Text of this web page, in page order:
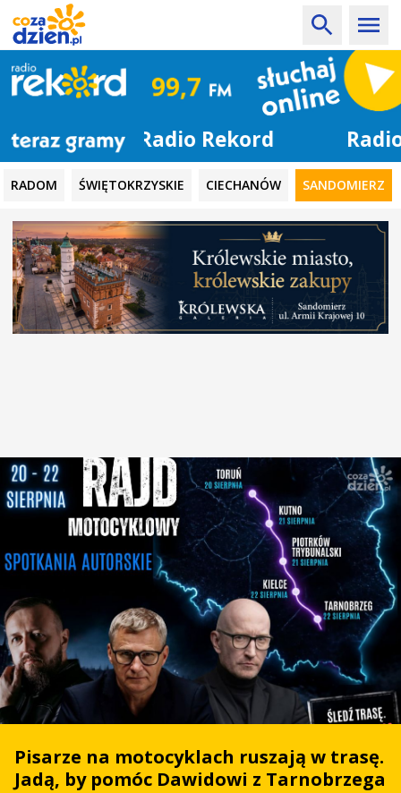
Radio Rekord
RADOM ŚWIĘTOKRZYSKIE CIECHANÓW SANDOMIERZ
Pisarze na motocyklach ruszają w trasę.
Jadą, by pomóc Dawidowi z Tarnobrzega